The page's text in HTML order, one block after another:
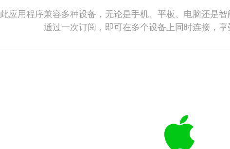
此应用程序兼容多种设备，无论是手机、平板、电脑还是智
通过一次订阅，即可在多个设备上同时连接，享